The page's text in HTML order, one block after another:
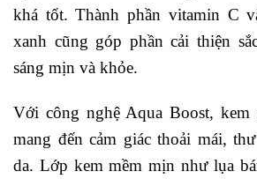
khá tốt. Thành phần vitamin C
xanh cũng góp phần cải thiện
sáng mịn và khỏe.
Với công nghệ Aqua Boost, kem
mang đến cảm giác thoải mái,
da. Lớp kem mềm mịn như lụa